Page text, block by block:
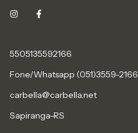
5505135592166
Fone/Whatsapp (051)3559-2166
carbella@carbella.net
Sapiranga-RS